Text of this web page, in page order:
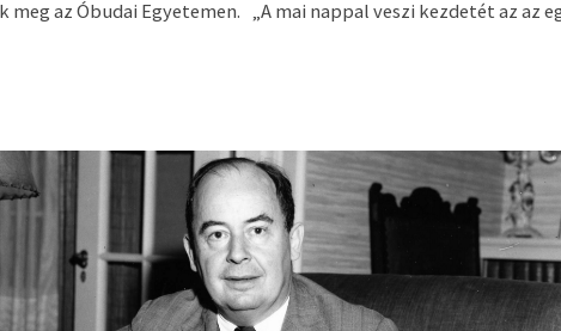
meg az Óbudai Egyetemen. „A mai nappal veszi kezdetét az az